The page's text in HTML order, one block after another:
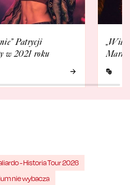
Patrycji
w 2021 roku
- Historia Tour 2026
nie wybacza